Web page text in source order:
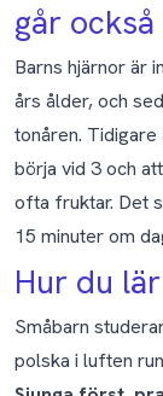
går också
Barns hjärnor är
års ålder, och
tonåren.
börja vid 3 och
ofta fruktar. Det
15 minuter om
Hur du
Småbarn
polska i luften